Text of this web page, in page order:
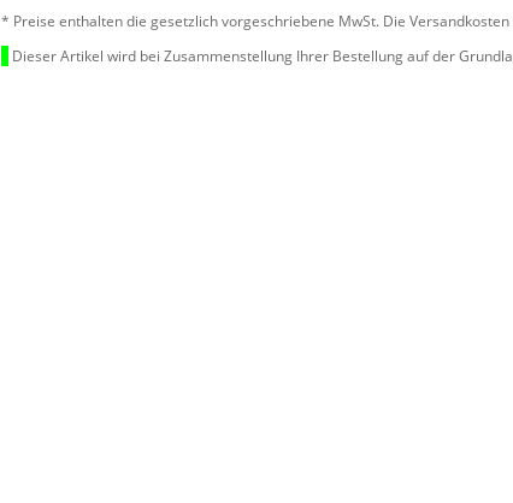
* Preise enthalten die gesetzlich vorgeschriebene MwSt. Die
Dieser Artikel wird bei Zusammenstellung Ihrer Bestellung auf der